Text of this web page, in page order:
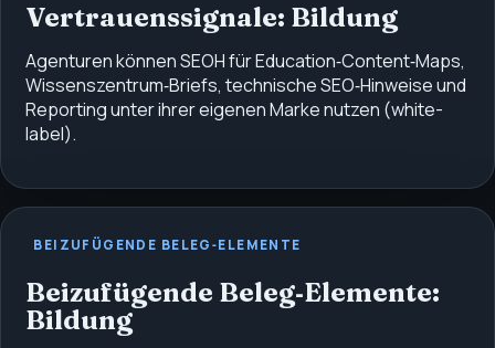
Vertrauenssignale: Bildung
Agenturen können SEOH für Education‑Content‑Maps,
Wissenszentrum‑Briefs, technische SEO‑Hinweise und
Reporting unter ihrer eigenen Marke nutzen (white-
label).
BEIZUFÜGENDE BELEG‑ELEMENTE
Beizufügende Beleg‑Elemente:
Bildung